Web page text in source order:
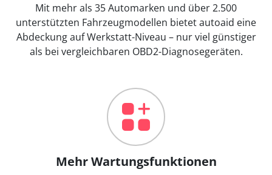
Mit mehr als 35 Automarken und über 2.500
unterstützten Fahrzeugmodellen bietet autoaid eine
Abdeckung auf Werkstatt-Niveau – nur viel günstiger
als bei vergleichbaren OBD2-Diagnosegeräten.
Mehr Wartungsfunktionen